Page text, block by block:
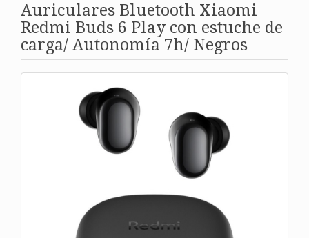
Auriculares Bluetooth Xiaomi
Redmi Buds 6 Play con estuche de
carga/ Autonomía 7h/ Negros